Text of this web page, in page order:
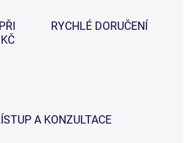
RYCHLÉ DORUČENÍ
A KONZULTACE